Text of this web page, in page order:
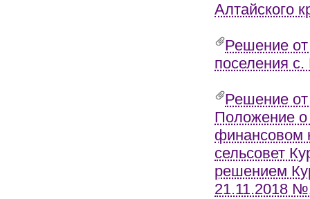
Алтайского
Решение
поселения с.
Решение
Положение
финансовом
сельсовет
решением
21.11.2018